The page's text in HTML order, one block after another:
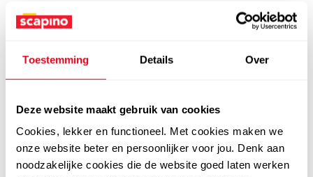
Toestemming Details Over
Deze website maakt gebruik van cookies
Cookies, lekker en functioneel. Met cookies maken we
onze website beter en persoonlijker voor jou. Denk aan
noodzakelijke cookies die de website goed laten werken